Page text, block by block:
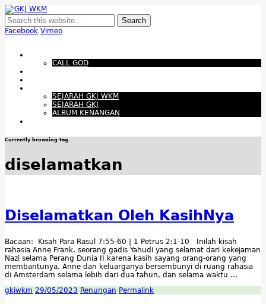
Membangun Gereja Kokoh melalui Pelayanan Holistik, Teknologi, dan
Budaya Apresiatif
Facebook Vimeo
CALL GOD
SEJARAH GKJ WKM
SEJARAH GKJ
ALBUM KENANGAN
Currently browsing tag
diselamatkan
Diselamatkan Oleh KasihNya
Bacaan: Kisah Para Rasul 7:55-60 | 1 Petrus 2:1-10 Inilah kisah
rahasia Anne Frank, seorang gadis Yahudi yang selamat dari kekejaman
Nazi selama Perang Dunia II karena kasih sayang orang-orang yang
membantunya. Anne dan keluarganya bersembunyi di ruang rahasia
di Amsterdam selama lebih dari dua tahun, dan selama waktu …
gkjwkm 29/05/2023 Renungan Permalink